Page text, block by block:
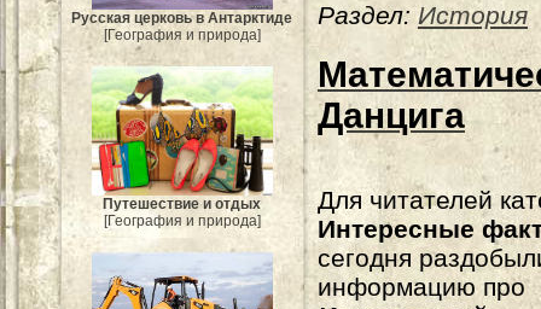
Русская церковь в Антарктиде
[География и природа]
Путешествие и отдых
[География и природа]
Раздел: История
Данцига
Для читателей
Интересные
сегодня
информацию про